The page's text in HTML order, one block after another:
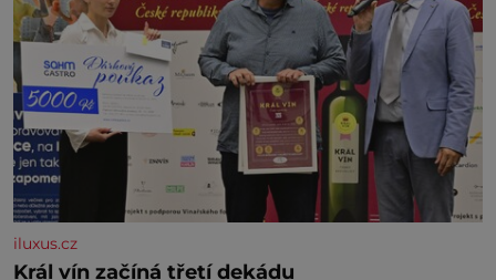
iluxus.cz
Král vín začíná třetí dekádu